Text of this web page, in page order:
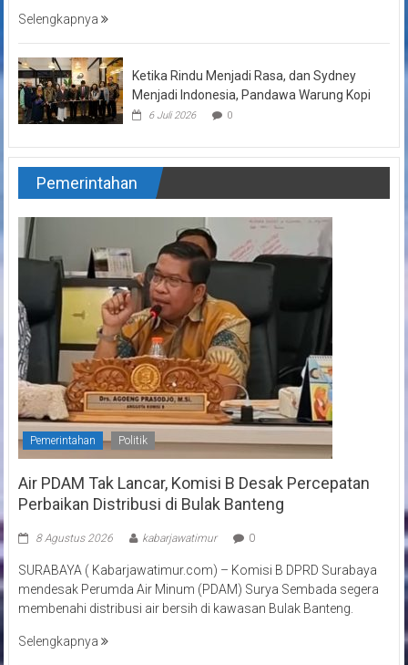
Selengkapnya
Ketika Rindu Menjadi Rasa, dan Sydney
Menjadi Indonesia, Pandawa Warung Kopi
6 Juli 2026 0
Pemerintahan
Pemerintahan Politik
Air PDAM Tak Lancar, Komisi B Desak Percepatan
Perbaikan Distribusi di Bulak Banteng
8 Agustus 2026 kabarjawatimur 0
SURABAYA ( Kabarjawatimur.com) – Komisi B DPRD Surabaya
mendesak Perumda Air Minum (PDAM) Surya Sembada segera
membenahi distribusi air bersih di kawasan Bulak Banteng.
Selengkapnya